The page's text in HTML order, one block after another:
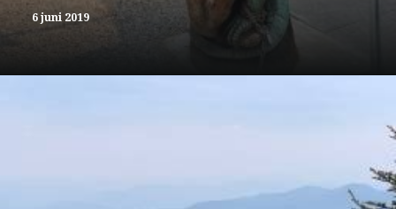
6 juni 2019